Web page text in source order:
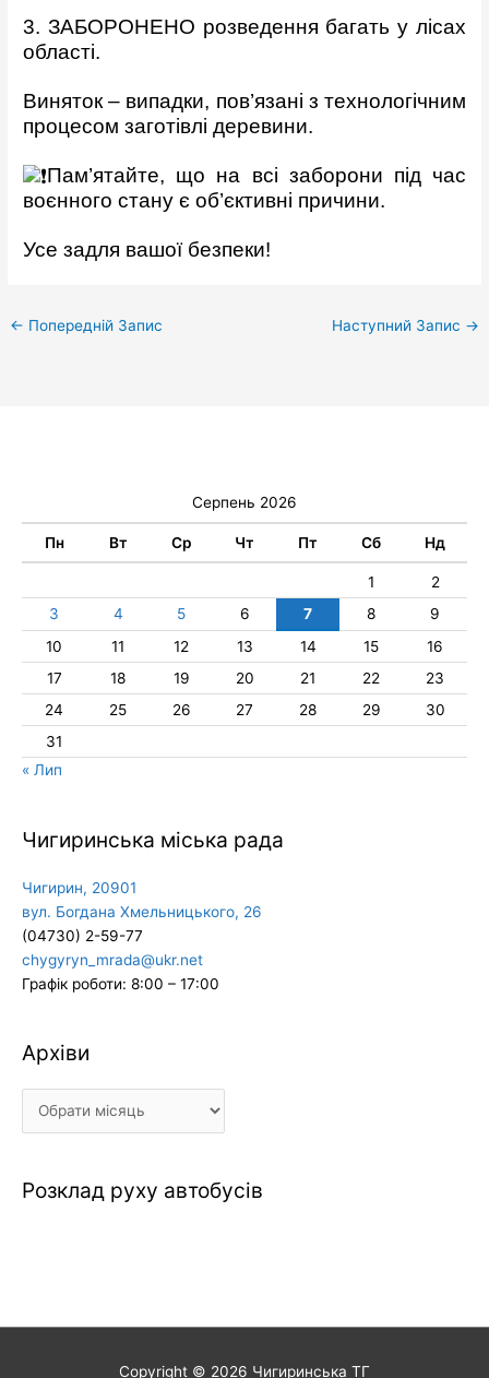
3. ЗАБОРОНЕНО розведення багать у лісах
області.
Виняток – випадки, пов’язані з технологічним
процесом заготівлі деревини.
Пам’ятайте, що на всі заборони під час
воєнного стану є об’єктивні причини.
Усе задля вашої безпеки!
← Попередній Запис Наступний Запис →
Серпень 2026
Пн Вт Ср Чт Пт Сб Нд
1
2
3
4 5 6 7 8
9
10
11 12 13 14 15
16
17
18 19 20 21 22
23
24
25 26 27 28 29
30
31
« Лип
Чигиринська міська рада
Чигирин, 20901
вул. Богдана Хмельницького, 26
(04730) 2-59-77
chygyryn_mrada@ukr.net
Графік роботи: 8:00 – 17:00
Архіви
Архіви
Розклад руху автобусів
Copyright © 2026 Чигиринська ТГ